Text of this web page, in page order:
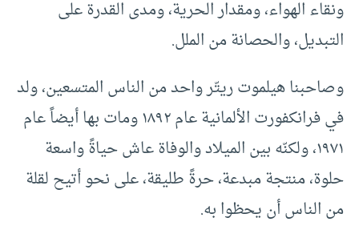
ونقاء الهواء، ومقدار الحرية، ومدى القدرة على
التبديل، والحصانة من الملل.
وصاحبنا هيلموت ريتّر واحد من الناس المتسعين، ولد
في فرانكفورت الألمانية عام ١٨٩٢ ومات بها أيضاً عام
١٩٧١، ولكنّه بين الميلاد والوفاة عاش حياةً واسعة
حلوة، منتجة مبدعة، حرةً طليقة، على نحو أتيح لقلة
من الناس أن يحظوا به.